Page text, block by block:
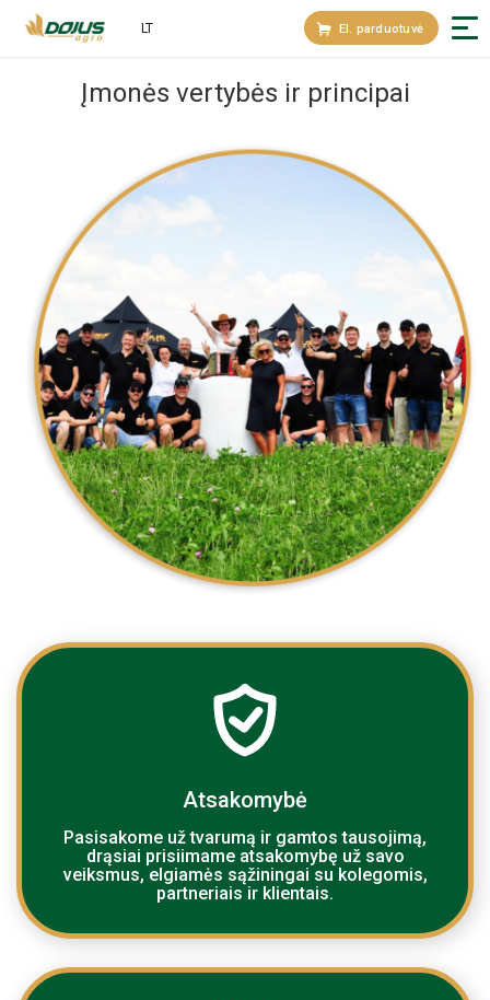
LT El. parduotuvė
Įmonės vertybės ir principai
Atsakomybė
Pasisakome už tvarumą ir gamtos tausojimą,
drąsiai prisiimame atsakomybę už savo
veiksmus, elgiamės sąžiningai su kolegomis,
partneriais ir klientais.